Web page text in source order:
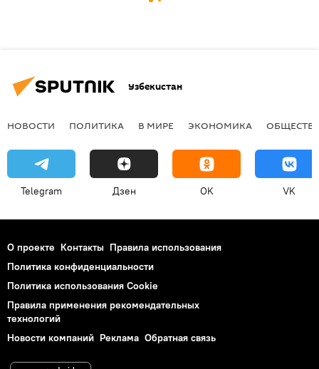
Узбекистан
НОВОСТИ ПОЛИТИКА В МИРЕ ЭКОНОМИКА
Telegram Дзен OK VK
О проекте Контакты Правила использования
Политика конфиденциальности
Политика использования Cookie
Правила применения рекомендательных
технологий
Новости компаний Реклама Обратная связь